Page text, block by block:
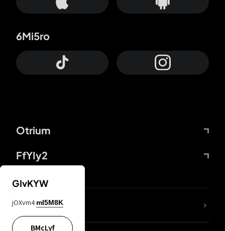
Otrium
FfYIy2
6Mi5ro
DDcvSo
GIvKYW
jOXvm4 mI5M8K
BMcLyf